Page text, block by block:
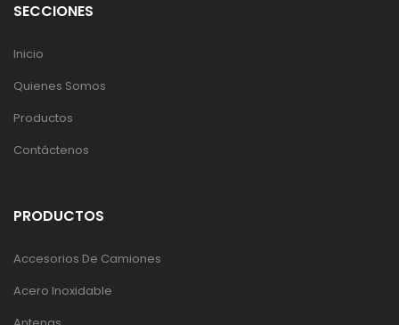
SECCIONES
Inicio
Quienes Somos
Productos
Contáctenos
PRODUCTOS
Accesorios De Camiones
Acero Inoxidable